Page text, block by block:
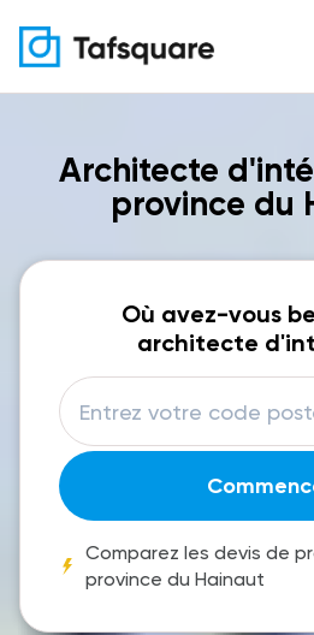
Architecte
province du
Où avez-vous
architecte
Comparez les devis de
province du Hainaut